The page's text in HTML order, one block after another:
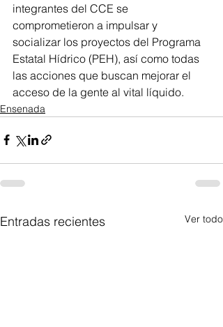
integrantes del CCE se
comprometieron a impulsar y
socializar los proyectos del Programa
Estatal Hídrico (PEH), así como todas
las acciones que buscan mejorar el
acceso de la gente al vital líquido.
Ensenada
Entradas recientes Ver todo